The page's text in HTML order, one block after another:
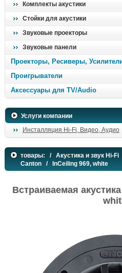
Комплекты акустики
Стойки для акустики
Звуковые проекторы
Звуковые панели
Проекторы, Ресиверы,
Проигрыватели
Аксессуары для TV/Audio
Услуги компании
Инсталляция Hi-Fi, Видео, Аудио
товары: / Акустика и звук Hi-Fi
Canton / InCeiling 969, white
Встраиваемая